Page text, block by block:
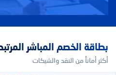
بطاقة الخصم المباشر
أكثر أماناً من النقد والشيكات